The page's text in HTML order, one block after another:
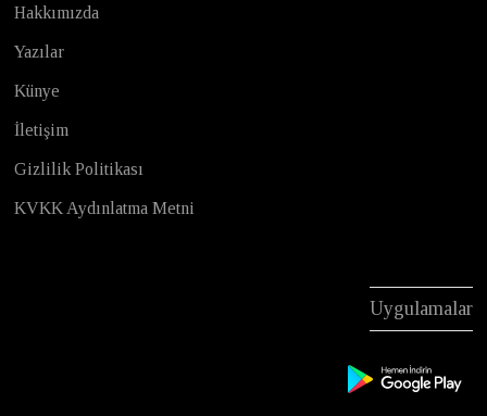
Hakkımızda
Yazılar
Künye
İletişim
Gizlilik Politikası
KVKK Aydınlatma Metni
Uygulamalar